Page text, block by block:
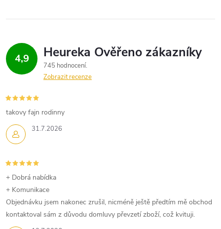
4,9
745 hodnocení
Zobrazit recenze
31.7.2026
takovy fajn rodinny
+ Dobrá nabídka
+ Komunikace
Objednávku jsem nakonec zrušil, nicméně ještě předtím mě obchod
kontaktoval sám z důvodu domluvy převzetí zboží, což kvituji.